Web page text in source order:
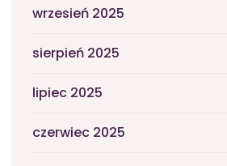
wrzesień 2025
sierpień 2025
lipiec 2025
czerwiec 2025